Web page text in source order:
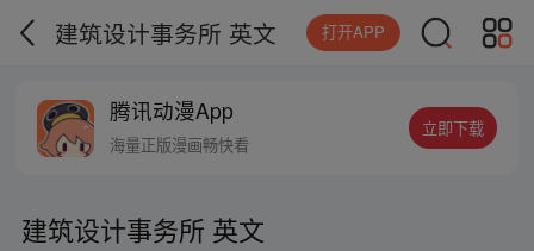
建筑设计事务所 英文 打开APP
腾讯动漫App
海量正版漫画畅快看
立即下载
建筑设计事务所 英文